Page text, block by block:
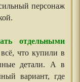
персонаж
отдельными
что купили в
детали. А в
вариант, где